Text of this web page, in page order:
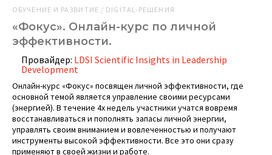
ОБУЧЕНИЕ И РАЗВИТИЕ / DIGITAL-РЕШЕНИЯ
«Фокус». Онлайн-курс по личной
эффективности.
Провайдер: LDSI Scientific Insights in Leadership
Development
Онлайн-курс «Фокус» посвящен личной эффективности, где
основной темой является управление своими ресурсами
(энергией). В течение 4х недель участники учатся вовремя
восстанавливаться и пополнять запасы личной энергии,
управлять своим вниманием и вовлеченностью и получают
инструменты высокой эффективности. Все это они сразу
применяют в своей жизни и работе.